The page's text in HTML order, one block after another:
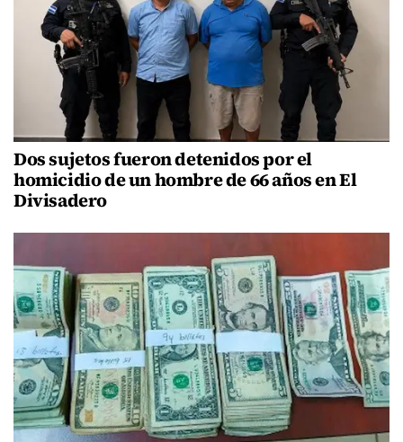
Dos sujetos fueron detenidos por el
homicidio de un hombre de 66 años en El
Divisadero